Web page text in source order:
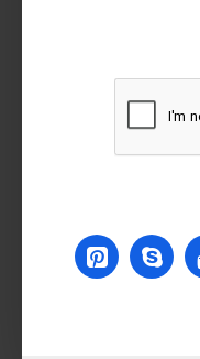
Sabry
sabry stores
160.00LE